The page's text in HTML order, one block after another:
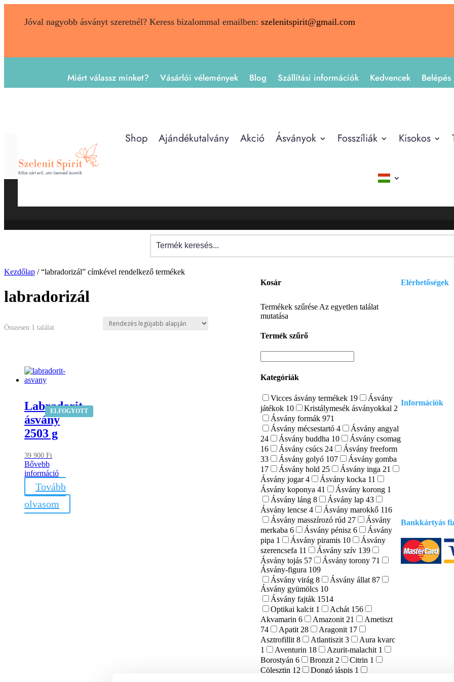
Jóval nagyobb ásványt szeretnél? Keress bizalommal emailben: szelenitspirit@gmail.com
Miért válassz minket? Vásárlói vélemények Blog Szállítási információk Kedvencek
Shop Ajándékutalvány Akció Ásványok Fosszíliák Kisokos
Kezdőlap / “labradorizál” címkével rendelkező termékek
labradorizál
Összesen 1 találat
ELFOGYOTT
Labradorit
ásvány
2503 g
39 900 Ft
Bővebb
információ
Tovább
olvasom
Kosár
Termékek szűrése Az egyetlen találat
mutatása
Termék szűrő
Kategóriák
Vicces ásvány termékek 19
Ásvány
játékok 10 Kristálymesék ásványokkal 2
Ásvány formák971
Ásvány mécsestartó4
Ásvány angyal
24
Ásvány buddha 10
Ásvány csomag
16
Ásvány csúcs 24
Ásvány freeform
33
Ásvány golyó 107
Ásvány gomba
17
Ásvány hold 25 Ásvány inga 21
Ásvány jogar4 Ásvány kocka 11
Ásvány koponya41 Ásvány korong 1
Ásvány láng8 Ásvány lap43
Ásvány lencse4 Ásvány marokkő 116
Ásvány masszírozó rúd 27
Ásvány
merkaba6 Ásvány pénisz6
Ásvány
pipa 1 Ásvány piramis 10
Ásvány
szerencsefa 11 Ásvány szív 139
Ásvány tojás 57 Ásvány torony 71
Ásvány-figura 109
Ásvány virág8 Ásvány állat87
Ásvány gyümölcs 10
Ásvány fajták 1514
Optikai kalcit 1 Achát 156
Akvamarin6 Amazonit 21
Ametiszt
74
Apatit 28 Aragonit 17
Asztrofillit8 Atlantiszit3
Aura kvarc
1
Aventurin 18 Azurit-malachit 1
Borostyán6 Bronzit2 Citrin 1
Cölesztin 12 Dongó jáspis 1
Elérhetőségek
Információk
Bankkártyás